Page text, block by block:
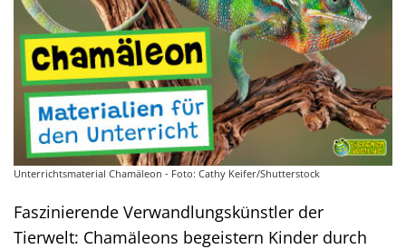
Unterrichtsmaterial Chamäleon - Foto: Cathy Keifer/Shutterstock
Faszinierende Verwandlungskünstler der
Tierwelt: Chamäleons begeistern Kinder durch